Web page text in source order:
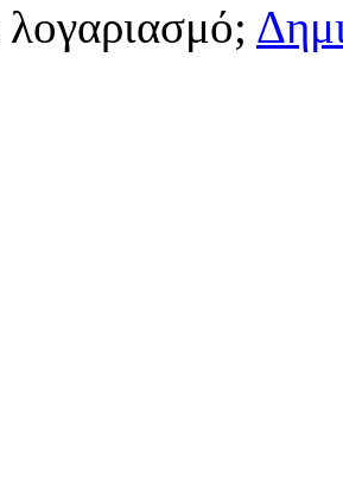
λογαριασμό;